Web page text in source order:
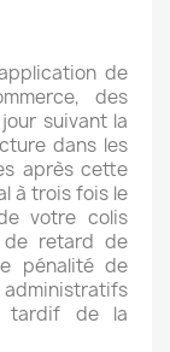
de
des
suivant la
dans les
après cette
à trois fois le
votre colis
de retard de
pénalité de
tardif de la